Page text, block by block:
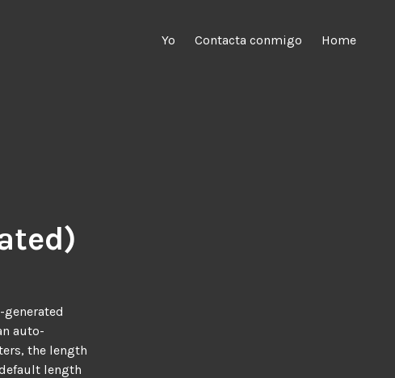
Yo Contacta conmigo Home
auto-
the length
length